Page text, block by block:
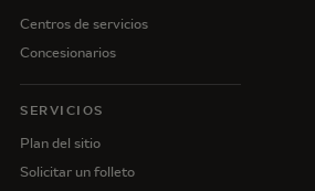
Centros de servicios
Concesionarios
SERVICIOS
Plan del sitio
Solicitar un folleto